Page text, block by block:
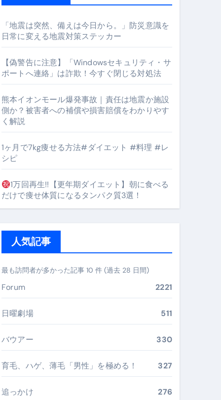
ト #筋トレ #美容 #健康 #雑学 #ナレーター #小林将大
るのが独自ドメイン
安で手に入れる方法
衛システム」完全ガイド
”実践大全
／FDA／ソラシドエアを目的別に選ぶコツと、失敗し
いま選ばれている新定番ドメイン
#美容 #健康 #雑学 #ナレーター #小林将大
レ #美容 #健康 #雑学 #ナレーター #小林将大
「地震は突然、備えは今日から。」防災意識を
日常に変える地震対策ステッカー
【偽警告に注意】「Windowsセキュリティ・サ
ポートへ連絡」は詐欺！今すぐ閉じる対処法
熊本イオンモール爆発事故｜責任は地震か施設
側か？被害者への補償や損害賠償をわかりやす
く解説
1ヶ月で7kg痩せる方法#ダイエット #料理 #レ
シピ
1万回再生!!【更年期ダイエット】朝に食べる
だけで痩せ体質になるタンパク質3選！
人気記事
最も訪問者が多かった記事 10 件 (過去 28 日間)
Forum 2221
日曜劇場 511
バウアー 330
育毛、ハゲ、薄毛「男性」を極める！ 327
追っかけ 276